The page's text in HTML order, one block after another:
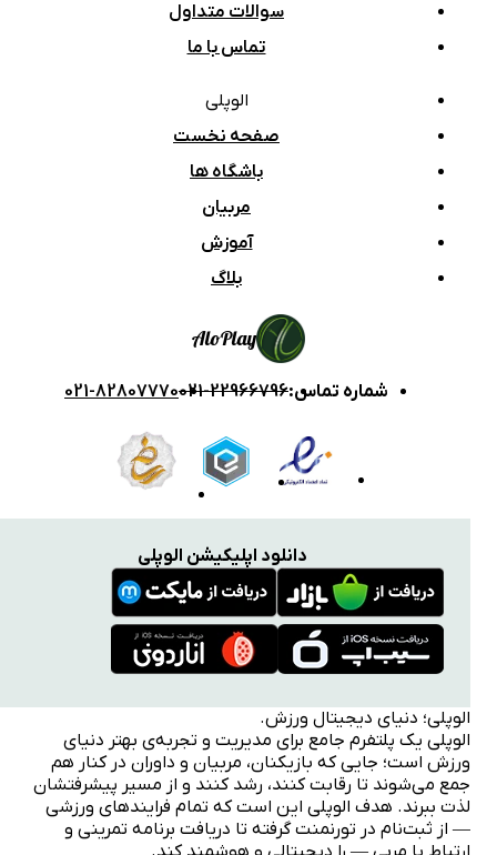
سوالات متداول
تماس با ما
الوپلی
صفحه نخست
باشگاه ها
مربیان
آموزش
بلاگ
AloPlay
شماره تماس:
021-22966796
021-82807770
دانلود اپلیکیشن الوپلی
الوپلی؛ دنیای دیجیتال ورزش.
الوپلی یک پلتفرم جامع برای مدیریت و تجربه‌ی بهتر دنیای
ورزش است؛ جایی که بازیکنان، مربیان و داوران در کنار هم
جمع می‌شوند تا رقابت کنند، رشد کنند و از مسیر پیشرفتشان
لذت ببرند. هدف الوپلی این است که تمام فرایندهای ورزشی
— از ثبت‌نام در تورنمنت گرفته تا دریافت برنامه تمرینی و